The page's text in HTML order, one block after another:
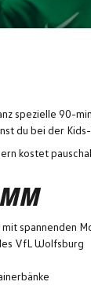
spezielle 90-
du bei der
kostet
spannenden
VfL Wolfsburg